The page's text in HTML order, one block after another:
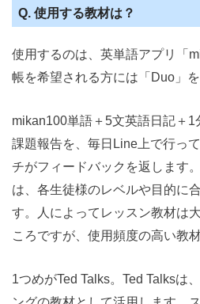
Q. 使用する教材は？
使用するのは、英単語アプリ「
帳を希望される方には「Duo」
mikan100単語＋5文英語日記＋
課題報告を、毎日Line上で行っ
チがフィードバックを返します
は、各生徒様のレベルや目的に
す。人によってレッスン教材は
ころですが、使用頻度の高い教
1つめがTed Talks。Ted Talksは